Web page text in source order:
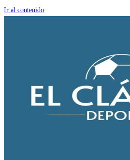
Ir al contenido